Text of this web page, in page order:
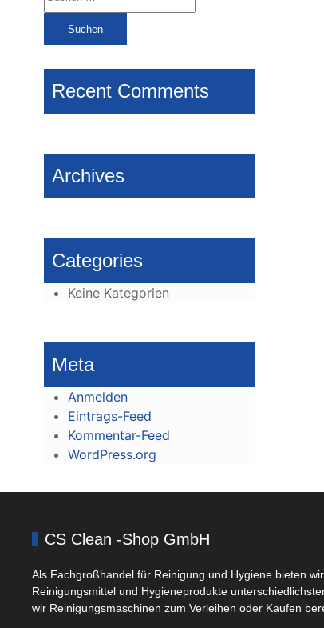
nach:
Recent Comments
Archives
Categories
Keine Kategorien
Meta
Anmelden
Eintrags-Feed
Kommentar-Feed
WordPress.org
CS Clean -Shop GmbH
Als Fachgroßhandel für Reinigung und Hygiene bieten
Reinigungsmittel und Hygieneprodukte
wir Reinigungsmaschinen zum Verleihen oder Kaufen